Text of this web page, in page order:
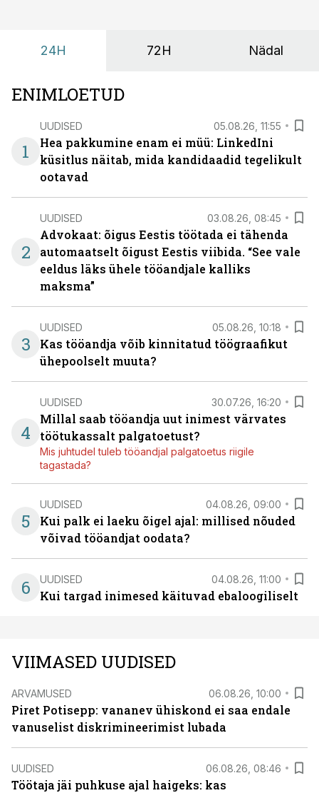
24H 72H Nädal
ENIMLOETUD
1
UUDISED 05.08.26, 11:55
Hea pakkumine enam ei müü: LinkedIni
küsitlus näitab, mida kandidaadid tegelikult
ootavad
2
UUDISED 03.08.26, 08:45
Advokaat: õigus Eestis töötada ei tähenda
automaatselt õigust Eestis viibida. “See vale
eeldus läks ühele tööandjale kalliks
maksma”
3
UUDISED 05.08.26, 10:18
Kas tööandja võib kinnitatud töögraafikut
ühepoolselt muuta?
4
UUDISED 30.07.26, 16:20
Millal saab tööandja uut inimest värvates
töötukassalt palgatoetust?
Mis juhtudel tuleb tööandjal palgatoetus riigile
tagastada?
5
UUDISED 04.08.26, 09:00
Kui palk ei laeku õigel ajal: millised nõuded
võivad tööandjat oodata?
6 UUDISED 04.08.26, 11:00
Kui targad inimesed käituvad ebaloogiliselt
VIIMASED UUDISED
ARVAMUSED 06.08.26, 10:00
Piret Potisepp: vananev ühiskond ei saa endale
vanuselist diskrimineerimist lubada
UUDISED 06.08.26, 08:46
Töötaja jäi puhkuse ajal haigeks: kas